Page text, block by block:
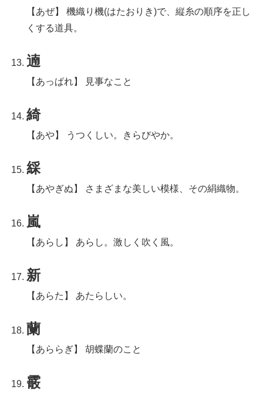
【あぜ】 機織り機(はたおりき)で、縦糸の順序を正し
くする道具。
遖
【あっぱれ】 見事なこと
綺
【あや】 うつくしい。きらびやか。
綵
【あやぎぬ】 さまざまな美しい模様、その絹織物。
嵐
【あらし】 あらし。激しく吹く風。
新
【あらた】 あたらしい。
蘭
【あららぎ】 胡蝶蘭のこと
霰